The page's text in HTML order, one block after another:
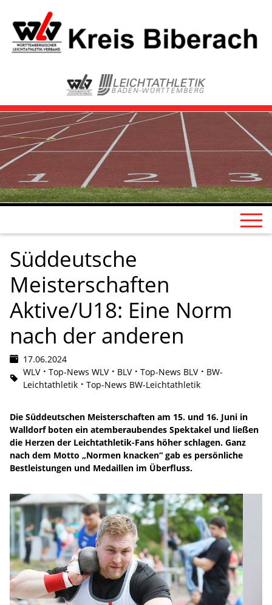
Süddeutsche
Meisterschaften
Aktive/U18: Eine Norm
nach der anderen
17.06.2024
WLV
Top-News WLV BLV Top-News BLV
BW-
Leichtathletik
Top-News BW-Leichtathletik
Die Süddeutschen Meisterschaften am 15. und 16. Juni in
Walldorf boten ein atemberaubendes Spektakel und ließen
die Herzen der Leichtathletik-Fans höher schlagen. Ganz
nach dem Motto „Normen knacken“ gab es persönliche
Bestleistungen und Medaillen im Überfluss.